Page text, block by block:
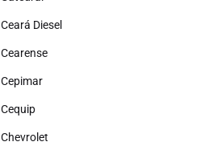
Ceará Diesel
Cearense
Cepimar
Cequip
Chevrolet